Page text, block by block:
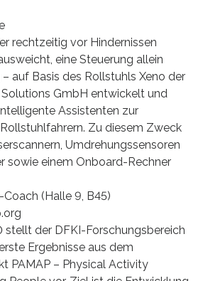
rechtzeitig vor Hindernissen
eine Steuerung allein
auf Basis des Rollstuhls Xeno der
GmbH entwickelt und
Assistenten zur
Zu diesem Zweck
Umdrehungssensoren
sowie einem Onboard-Rechner
(Halle 9, B45)
stellt der DFKI-Forschungsbereich
Ergebnisse aus dem
PAMAP – Physical Activity